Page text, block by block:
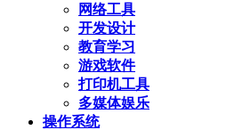
网络工具
开发设计
教育学习
游戏软件
打印机工具
多媒体娱乐
操作系统